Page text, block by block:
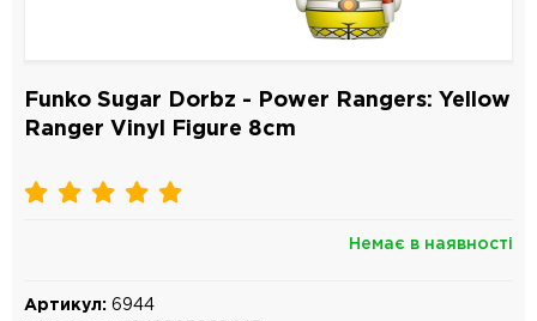
Funko Sugar Dorbz - Power Rangers: Yellow
Ranger Vinyl Figure 8cm
Немає в наявності
Артикул: 6944